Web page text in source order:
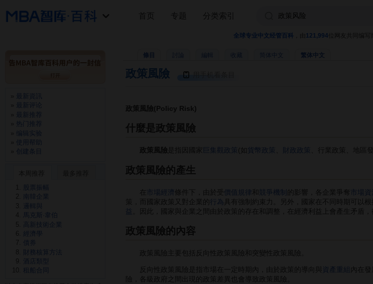
全球专业中文经管百科 121,994 位网友共同编写
條目 收藏 繁体中文
政策風險
政策風險(Policy Risk)
什麼是政策風險
政策風險 是指因國家 巨集觀政策 (如 貨幣政策 財政政策 、行業政策、地區
政策風險的產生
在 市場經濟 條件下，由於受 價值規律 和 競爭機制 的影響，各企業爭奪 市場資
策，而國家政策又對企業的 行為 具有強制約束力。另外，國家在不同時期可以根
益
。因此，國家與企業之間由於政策的存在和調整，在經濟利益上會產生矛盾，
政策風險的內容
政策風險主要包括反向性政策風險和突變性政策風險。
反向性政策風險是指市場在一定時期內，由於政策的導向與 資產重組
內在
險，各級政府之間出現的政策差異也會導致政策風險。
首页 专题 分类索引
最新資訊
最新评论
最新推荐
热门推荐
编辑实验
使用帮助
创建条目
股票振幅
南韓企業
邏輯與
馬克斯·韋伯
高新技術企業
經濟學
債券
財務核算方法
酒店類型
租船合同